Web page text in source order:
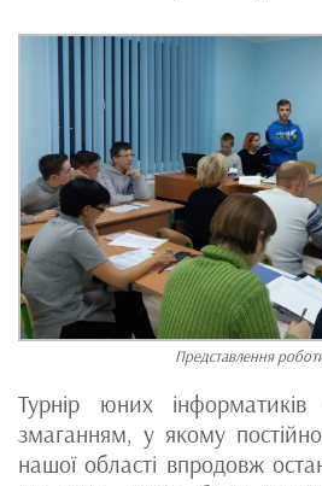
Представлення
Турнір юних
змаганням, у якому
нашої області впродовж